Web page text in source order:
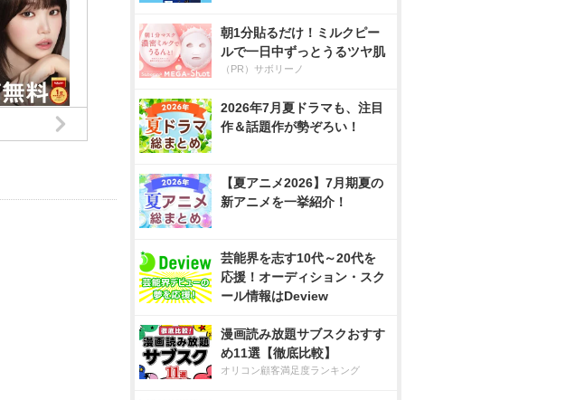
朝1分貼るだけ！ミルクピー
ルで一日中ずっとうるツヤ肌
（PR）サボリーノ
2026年7月夏ドラマも、注目
作＆話題作が勢ぞろい！
【夏アニメ2026】7月期夏の
新アニメを一挙紹介！
芸能界を志す10代～20代を
応援！オーディション・スク
ール情報はDeview
漫画読み放題サブスクおすす
め11選【徹底比較】
オリコン顧客満足度ランキング